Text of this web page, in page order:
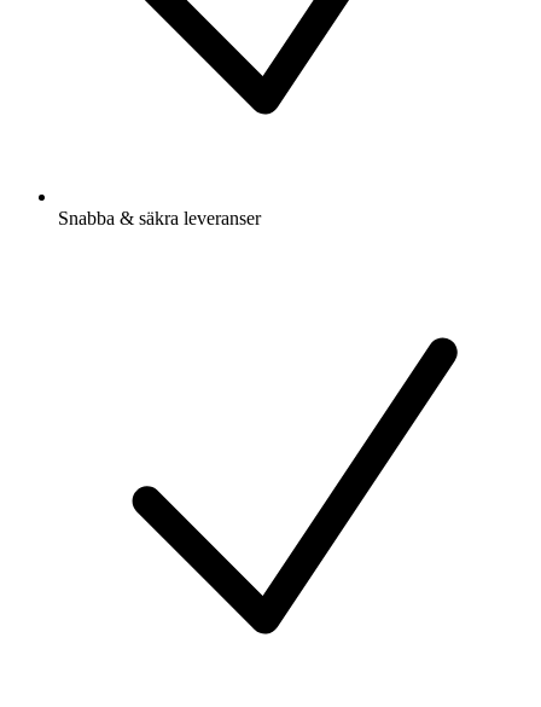
Snabba & säkra leveranser